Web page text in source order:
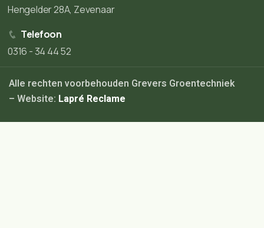
Hengelder 28A, Zevenaar
Telefoon
0316 - 34 44 52
Alle rechten voorbehouden Grevers Groentechniek
– Website: Lapré Reclame